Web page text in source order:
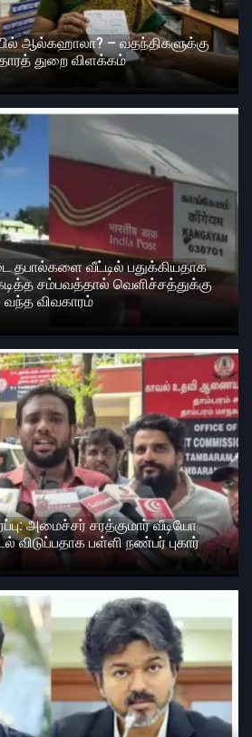
ஆல்கஹாலா? – வதந்திகளுக்கு
துறை விளக்கம்
தபால்களை வீட்டில் பதுக்கியதாக
சம்பவத்தால் வெளிச்சத்துக்கு
வந்த விவகாரம்
அமைச்சர் சரத்குமார் வீடியோ
விடுப்பதாக பள்ளி நண்பர் புகார்